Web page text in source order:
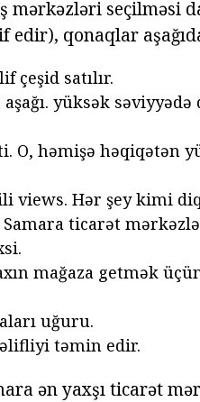
mərkəzləri seçilməsi
qonaqlar
çeşid satılır.
aşağı. yüksək
O, həmişə həqiqətən
views. Hər şey kimi
ticarət
mağaza getmək
uğuru.
təmin edir.
ən yaxşı ticarət